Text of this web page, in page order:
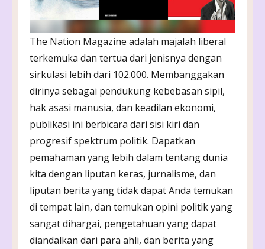
The Nation Magazine adalah majalah liberal
terkemuka dan tertua dari jenisnya dengan
sirkulasi lebih dari 102.000. Membanggakan
dirinya sebagai pendukung kebebasan sipil,
hak asasi manusia, dan keadilan ekonomi,
publikasi ini berbicara dari sisi kiri dan
progresif spektrum politik. Dapatkan
pemahaman yang lebih dalam tentang dunia
kita dengan liputan keras, jurnalisme, dan
liputan berita yang tidak dapat Anda temukan
di tempat lain, dan temukan opini politik yang
sangat dihargai, pengetahuan yang dapat
diandalkan dari para ahli, dan berita yang